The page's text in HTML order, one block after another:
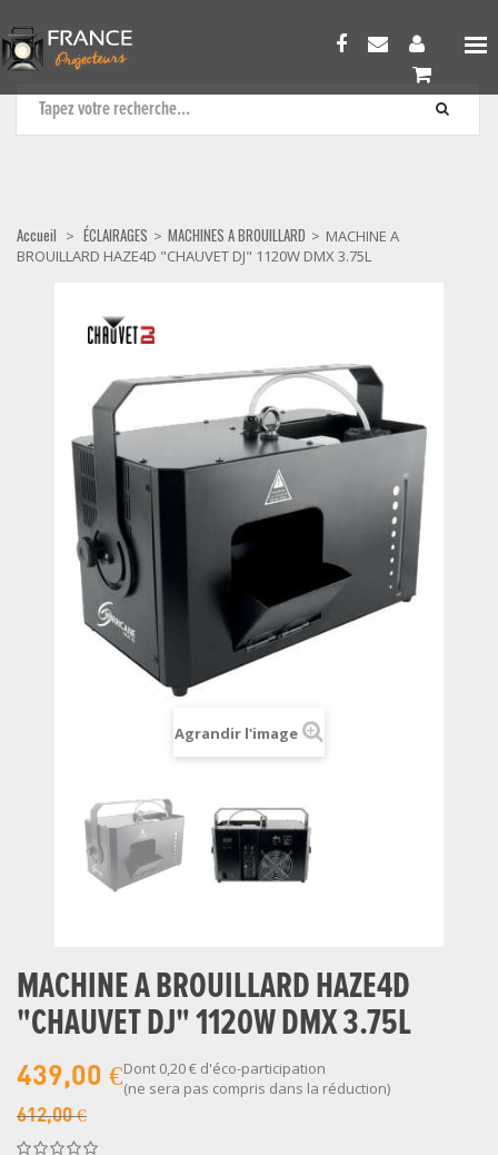
MACHINES A BROUILLARD
Accueil > ÉCLAIRAGES > MACHINES A BROUILLARD > MACHINE A
BROUILLARD HAZE4D "CHAUVET DJ" 1120W DMX 3.75L
Agrandir l'image
MACHINE A BROUILLARD HAZE4D
"CHAUVET DJ" 1120W DMX 3.75L
439,00 €
612,00 €
Dont 0,20 € d'éco-participation
(ne sera pas compris dans la réduction)